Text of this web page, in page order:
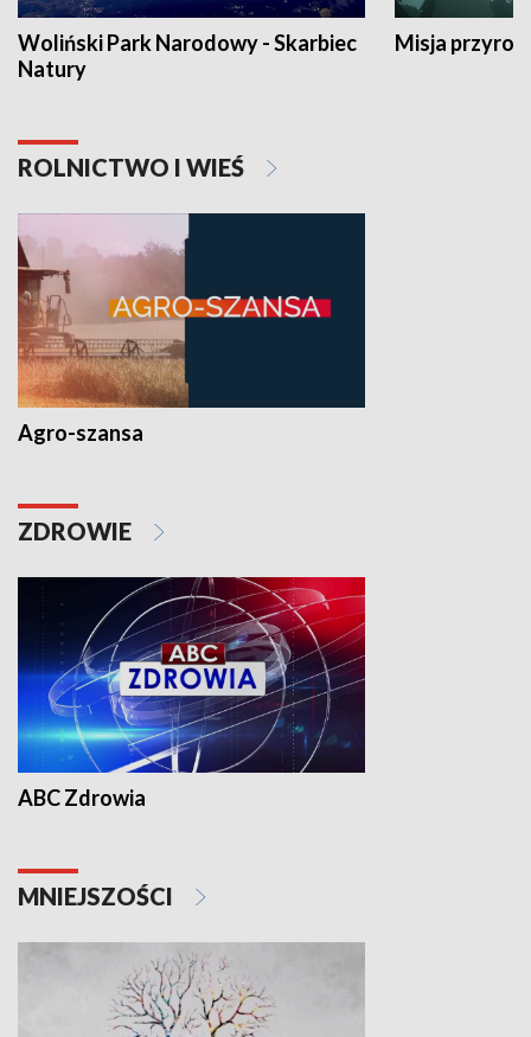
Woliński Park Narodowy - Skarbiec
Natury
Misja
ROLNICTWO I WIEŚ
Agro-szansa
ZDROWIE
ABC Zdrowia
MNIEJSZOŚCI